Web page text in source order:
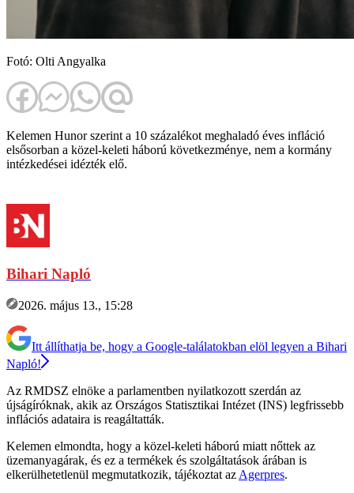
Fotó: Olti Angyalka
Kelemen Hunor szerint a 10 százalékot meghaladó éves infláció
elsősorban a közel-keleti háború következménye, nem a kormány
intézkedései idézték elő.
Bihari Napló
2026. május 13., 15:28
Itt állíthatja be, hogy a Google-találatokban elöl legyen a Bihari
Napló!
Az RMDSZ elnöke a parlamentben nyilatkozott szerdán az
újságíróknak, akik az Országos Statisztikai Intézet (INS) legfrissebb
inflációs adataira is reagáltatták.
Kelemen elmondta, hogy a közel-keleti háború miatt nőttek az
üzemanyagárak, és ez a termékek és szolgáltatások árában is
elkerülhetetlenül megmutatkozik, tájékoztat az Agerpres.